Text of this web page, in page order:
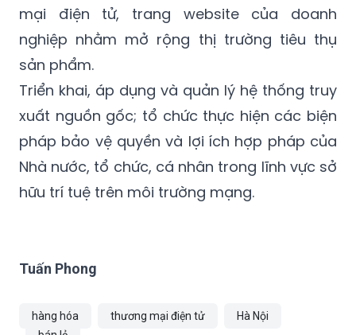
mại điện tử, trang website của doanh
nghiệp nhằm mở rộng thị trường tiêu thụ
sản phẩm.
Triển khai, áp dụng và quản lý hệ thống truy
xuất nguồn gốc; tổ chức thực hiện các biện
pháp bảo vệ quyền và lợi ích hợp pháp của
Nhà nước, tổ chức, cá nhân trong lĩnh vực sở
hữu trí tuệ trên môi trường mạng.
Tuấn Phong
hàng hóa thương mại điện tử
Hà Nội